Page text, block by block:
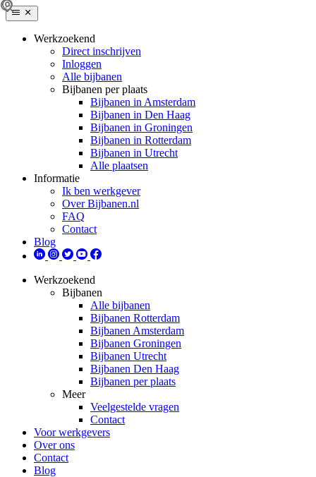
Werkzoekend
Direct inschrijven
Inloggen
Alle bijbanen
Bijbanen per plaats
Bijbanen in Amsterdam
Bijbanen in Den Haag
Bijbanen in Groningen
Bijbanen in Rotterdam
Bijbanen in Utrecht
Alle plaatsen
Informatie
Ik ben werkgever
Over Bijbanen.nl
FAQ
Contact
Blog
Werkzoekend
Bijbanen
Alle bijbanen
Bijbanen Rotterdam
Bijbanen Amsterdam
Bijbanen Groningen
Bijbanen Utrecht
Bijbanen Den Haag
Bijbanen per plaats
Meer
Veelgestelde vragen
Contact
Voor werkgevers
Over ons
Contact
Blog